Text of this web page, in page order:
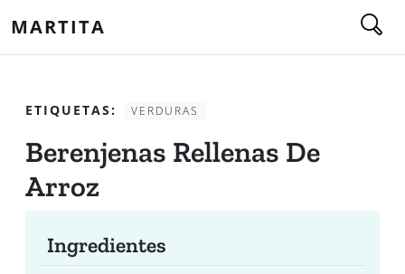
MARTITA
ETIQUETAS: VERDURAS
Berenjenas Rellenas De
Arroz
Ingredientes